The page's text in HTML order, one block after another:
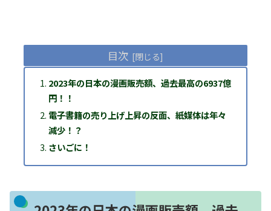
目次
2023年の日本の漫画販売額、過去最高の6937億
円！！
電子書籍の売り上げ上昇の反面、紙媒体は年々
減少！？
さいごに！